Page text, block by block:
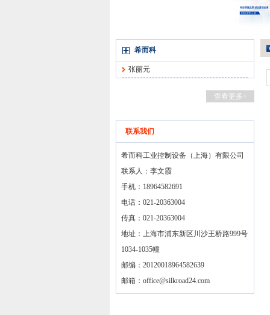
希而科
张丽元
查看更多+
联系我们
希而科工业控制设备（上海）有限公司
联系人：李文霞
手机：18964582691
电话：021-20363004
传真：021-20363004
地址：上海市浦东新区川沙王桥路999号
1034-1035幢
邮编：20120018964582639
邮箱： office@silkroad24.com